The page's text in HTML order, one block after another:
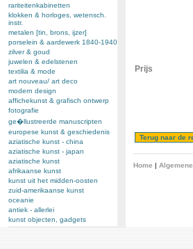
rariteitenkabinetten
klokken & horloges, wetensch.
instr.
metalen [tin, brons, ijzer]
porselein & aardewerk 1840-1940
zilver & goud
juwelen & edelstenen
textilia & mode
art nouveau/ art deco
modern design
affichekunst & grafisch ontwerp
fotografie
ge�llustreerde manuscripten
europese kunst & geschiedenis
aziatische kunst - china
aziatische kunst - japan
aziatische kunst
afrikaanse kunst
kunst uit het midden-oosten
zuid-amerikaanse kunst
oceanie
antiek - allerlei
kunst objecten, gadgets
Prijs
Home |